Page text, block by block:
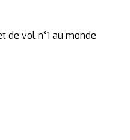
de vol n°1 au monde